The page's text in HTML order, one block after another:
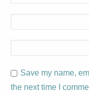
Save my name,
the next time I